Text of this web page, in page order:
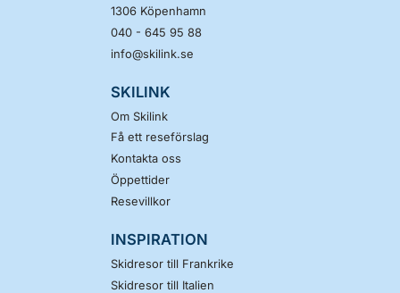
1306 Köpenhamn
040 - 645 95 88
info@skilink.se
SKILINK
Om Skilink
Få ett reseförslag
Kontakta oss
Öppettider
Resevillkor
INSPIRATION
Skidresor till Frankrike
Skidresor till Italien